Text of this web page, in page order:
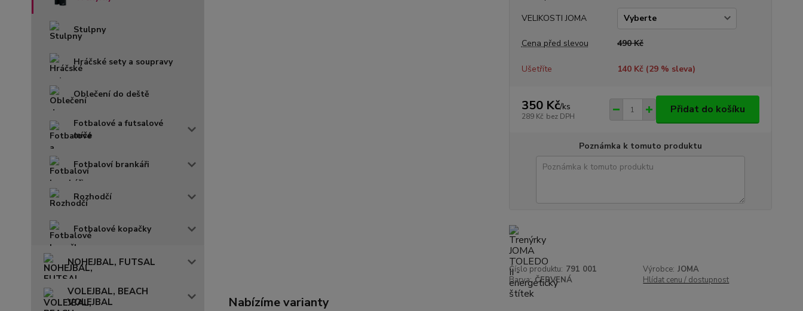
Stulpny
Hráčské sety a soupravy
Oblečení do deště
Fotbalové a futsalové
míče
Fotbaloví brankáři
Rozhodčí
Fotbalové kopačky
NOHEJBAL, FUTSAL
VOLEJBAL, BEACH
VOLEJBAL
VELIKOSTI JOMA
Cena před slevou 490 Kč
Ušetříte 140 Kč (29% sleva)
350 Kč/ks
289 Kč bez DPH
Přidat do košíku
Poznámka k tomuto produktu
Číslo produktu: 791 001 Výrobce: JOMA
Barva: ČERVENÁ Hlídat cenu / dostupnost
Nabízíme varianty